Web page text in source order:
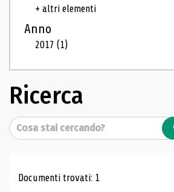
+ altri elementi
Anno
2017(1)
Ricerca
Cerca
Risultati di ricerca
Documenti trovati: 1